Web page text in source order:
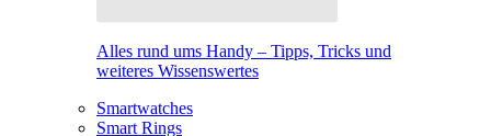
Alles rund ums Handy – Tipps, Tricks und
weiteres Wissenswertes
Smartwatches
Smart Rings